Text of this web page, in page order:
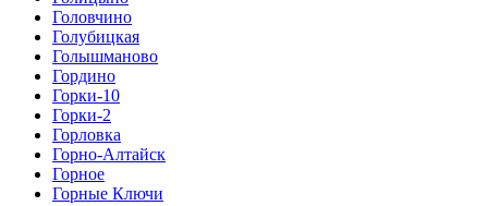
Головчино
Голубицкая
Голышманово
Гордино
Горки-10
Горки-2
Горловка
Горно-Алтайск
Горное
Горные Ключи